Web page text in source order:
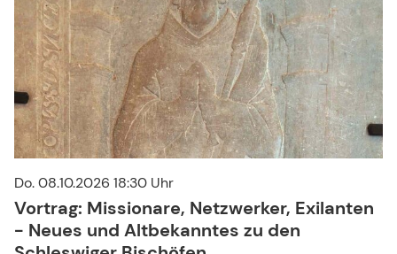
Do. 08.10.2026 18:30 Uhr
Vortrag: Missionare, Netzwerker, Exilanten
- Neues und Altbekanntes zu den